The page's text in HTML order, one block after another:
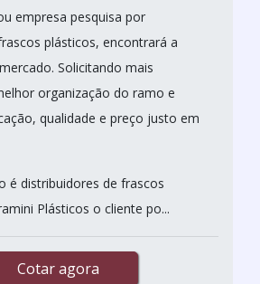
empresa pesquisa por
plásticos, encontrará a
Solicitando mais
organização do ramo e
qualidade e preço justo em
é distribuidores de frascos
Plásticos o cliente po...
Cotar agora